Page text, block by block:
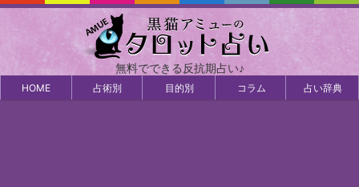
無料でできる反抗期占い♪
HOME 占術別 目的別 コラム 占い辞典